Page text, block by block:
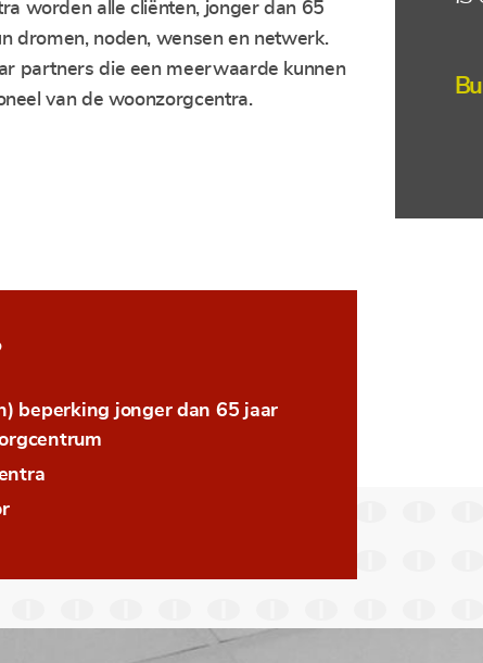
worden alle cliënten, jonger dan 65
dromen, noden, wensen en netwerk.
partners die een meerwaarde kunnen
van de woonzorgcentra.
beperking jonger dan 65 jaar